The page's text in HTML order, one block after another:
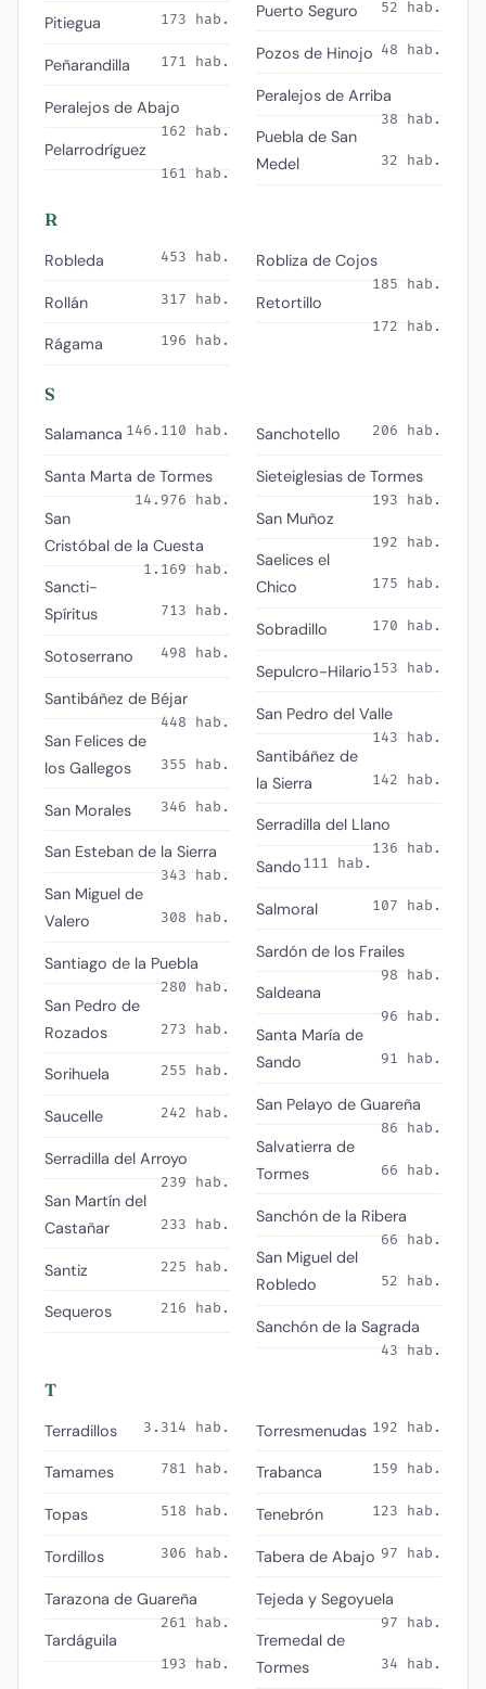
Pitiegua 173 hab.
Peñarandilla 171 hab.
Peralejos de Abajo
162 hab.
Pelarrodríguez
161 hab.
Puerto Seguro 52 hab.
Pozos de Hinojo 48 hab.
Peralejos de Arriba
38 hab.
Puebla de San
Medel
32 hab.
R
Robleda 453 hab.
Rollán 317 hab.
Rágama 196 hab.
Robliza de Cojos
185 hab.
Retortillo
172 hab.
S
Salamanca 146.110 hab.
Santa Marta de Tormes
14.976 hab.
San
Cristóbal de la Cuesta
1.169 hab.
Sancti-
Spíritus
713 hab.
Sotoserrano 498 hab.
Santibáñez de Béjar
448 hab.
San Felices de
los Gallegos
355 hab.
San Morales 346 hab.
San Esteban de la Sierra
343 hab.
San Miguel de
Valero
308 hab.
Santiago de la Puebla
280 hab.
San Pedro de
Rozados
273 hab.
Sorihuela 255 hab.
Saucelle 242 hab.
Serradilla del Arroyo
239 hab.
San Martín del
Castañar
233 hab.
Santiz 225 hab.
Sequeros 216 hab.
Sanchotello 206 hab.
Sieteiglesias de Tormes
193 hab.
San Muñoz
192 hab.
Saelices el
Chico
175 hab.
Sobradillo 170 hab.
Sepulcro-Hilario153 hab.
San Pedro del Valle
143 hab.
Santibáñez de
la Sierra
142 hab.
Serradilla del Llano
136 hab.
Sando111 hab.
Salmoral 107 hab.
Sardón de los Frailes
98 hab.
Saldeana
96 hab.
Santa María de
Sando
91 hab.
San Pelayo de Guareña
86 hab.
Salvatierra de
Tormes
66 hab.
Sanchón de la Ribera
66 hab.
San Miguel del
Robledo
52 hab.
Sanchón de la Sagrada
43 hab.
T
Terradillos 3.314 hab.
Tamames 781 hab.
Topas 518 hab.
Tordillos 306 hab.
Tarazona de Guareña
261 hab.
Tardáguila
193 hab.
Torresmenudas 192 hab.
Trabanca 159 hab.
Tenebrón 123 hab.
Tabera de Abajo 97 hab.
Tejeda y Segoyuela
97 hab.
Tremedal de
Tormes
34 hab.